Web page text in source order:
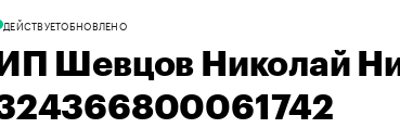
ДЕЙСТВУЕТОБНОВЛЕНО
ИП Шевцов Николай